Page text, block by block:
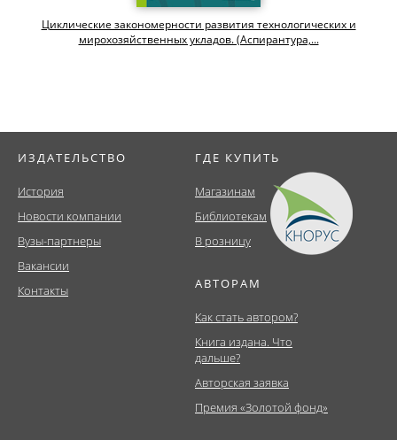
Циклические закономерности развития технологических и
мирохозяйственных укладов. (Аспирантура,...
ИЗДАТЕЛЬСТВО
История
Новости компании
Вузы-партнеры
Вакансии
Контакты
ГДЕ КУПИТЬ
Магазинам
Библиотекам
В розницу
АВТОРАМ
Как стать автором?
Книга издана. Что
дальше?
Авторская заявка
Премия «Золотой фонд»